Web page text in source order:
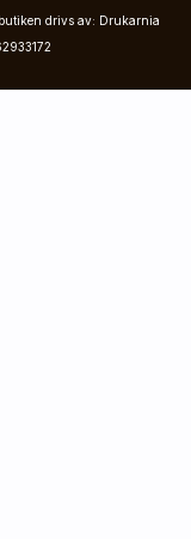
drivs av: Drukarnia